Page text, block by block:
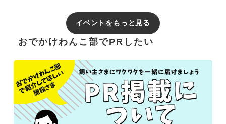
イベントをもっと見る
おでかけわんこ部でPRしたい